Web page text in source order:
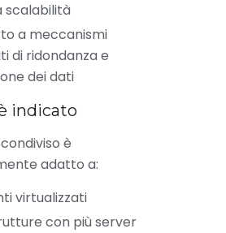
scalabilità
a meccanismi
di ridondanza e
dei dati
indicato
è
adatto a:
virtualizzati
con più server